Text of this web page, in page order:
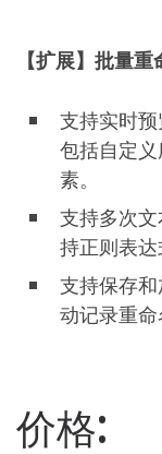
【扩展】批量重
支持实时
包括自定
素。
支持多次
持正则表达
支持保存
动记录重命
价格: